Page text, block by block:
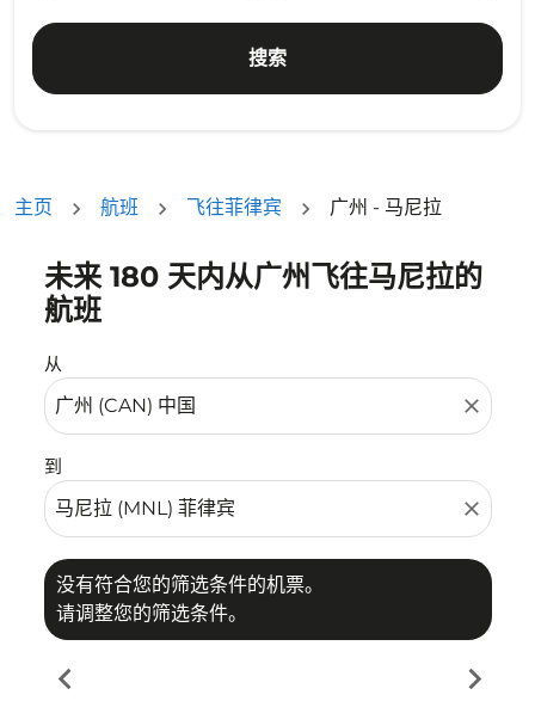
搜索
主页 航班 飞往菲律宾 广州 - 马尼拉
未来 180 天内从广州飞往马尼拉的
航班
从
close
到
close
没有符合您的筛选条件的机票。
请调整您的筛选条件。
没有符合您的筛选条件的机票。请调整您的筛选条件。
chevron_left chevron_right